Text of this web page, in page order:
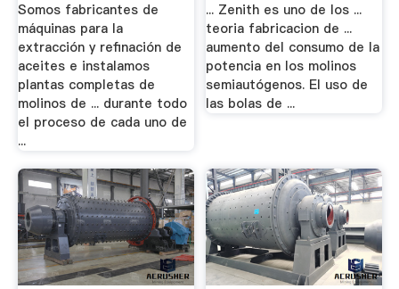
Somos fabricantes de
máquinas para la
extracción y refinación de
aceites e instalamos
plantas completas de
molinos de ... durante todo
el proceso de cada uno de
...
... Zenith es uno de los ...
teoria fabricacion de ...
aumento del consumo de la
potencia en los molinos
semiautógenos. El uso de
las bolas de ...